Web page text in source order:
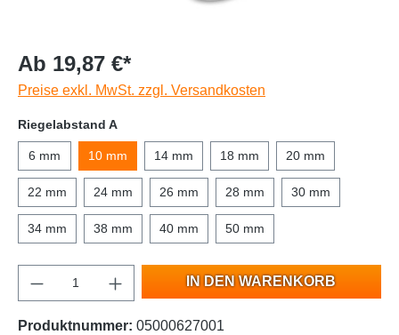
Ab 19,87 €*
Preise exkl. MwSt. zzgl. Versandkosten
Riegelabstand A
6 mm 10 mm 14 mm 18 mm 20 mm
22 mm 24 mm 26 mm 28 mm 30 mm
34 mm 38 mm 40 mm 50 mm
IN DEN WARENKORB
Produktnummer: 05000627001